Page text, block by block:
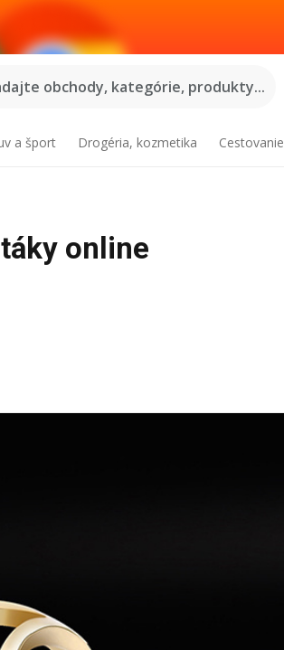
obchody, kategórie, produkty...
a šport Drogéria, kozmetika Cestovanie
online